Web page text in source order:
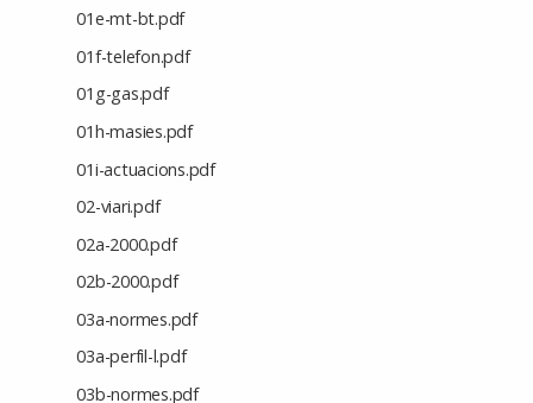
01e-mt-bt.pdf
01f-telefon.pdf
01g-gas.pdf
01h-masies.pdf
01i-actuacions.pdf
02-viari.pdf
02a-2000.pdf
02b-2000.pdf
03a-normes.pdf
03a-perfil-l.pdf
03b-normes.pdf